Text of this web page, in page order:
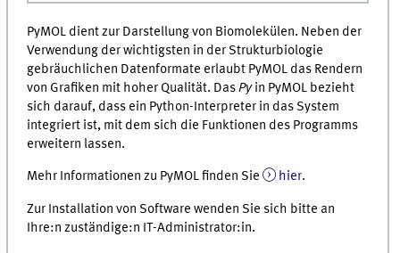
PyMOL dient zur Darstellung von Biomolekülen. Neben der
Verwendung der wichtigsten in der Strukturbiologie
gebräuchlichen Datenformate erlaubt PyMOL das Rendern
von Grafiken mit hoher Qualität. DasPyin PyMOL bezieht
sich darauf, dass ein Python-Interpreter in das System
integriert ist, mit dem sich die Funktionen des Programms
erweitern lassen.
Mehr Informationen zu PyMOL finden Sie hier.
Zur Installation von Software wenden Sie sich bitte an
Ihre:n zuständige:n IT-Administrator:in.